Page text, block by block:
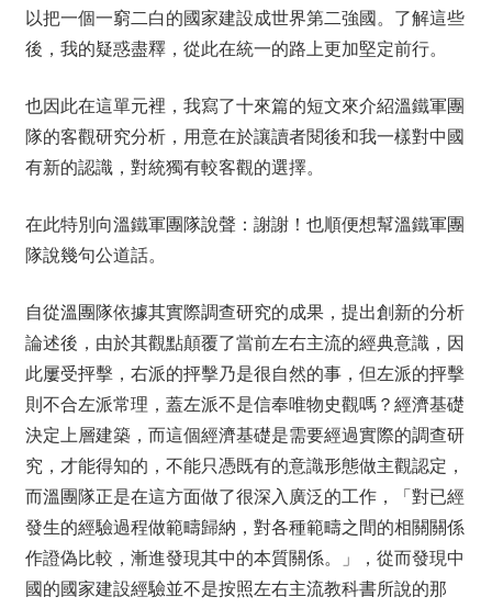
以把一個一窮二白的國家建設成世界第二強國。了解這些
後，我的疑惑盡釋，從此在統一的路上更加堅定前行。
也因此在這單元裡，我寫了十來篇的短文來介紹溫鐵軍團
隊的客觀研究分析，用意在於讓讀者閱後和我一樣對中國
有新的認識，對統獨有較客觀的選擇。
在此特別向溫鐵軍團隊說聲：謝謝！也順便想幫溫鐵軍團
隊說幾句公道話。
自從溫團隊依據其實際調查研究的成果，提出創新的分析
論述後，由於其觀點顛覆了當前左右主流的經典意識，因
此屢受抨擊，右派的抨擊乃是很自然的事，但左派的抨擊
則不合左派常理，蓋左派不是信奉唯物史觀嗎？經濟基礎
決定上層建築，而這個經濟基礎是需要經過實際的調查研
究，才能得知的，不能只憑既有的意識形態做主觀認定，
而溫團隊正是在這方面做了很深入廣泛的工作，「對已經
發生的經驗過程做範疇歸納，對各種範疇之間的相關關係
作證偽比較，漸進發現其中的本質關係。」，從而發現中
國的國家建設經驗並不是按照左右主流教科書所說的那